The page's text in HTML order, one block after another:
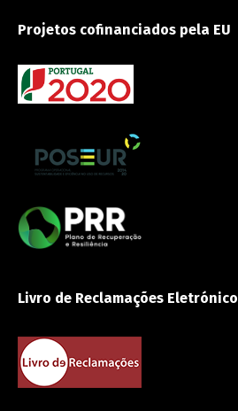
Projetos cofinanciados pela EU
Livro de Reclamações Eletrónico